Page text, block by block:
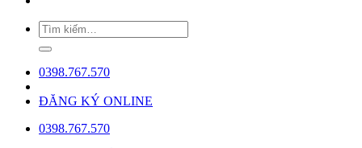
0398.767.570
ĐĂNG KÝ ONLINE
0398.767.570